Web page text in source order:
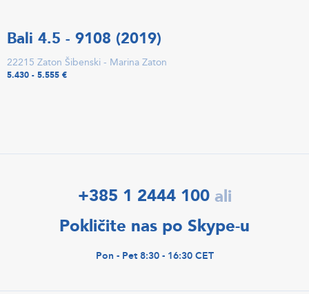
Bali 4.5 - 9108 (2019)
22215 Zaton Šibenski - Marina Zaton
5.430 - 5.555 €
+385 1 2444 100 ali
Pokličite nas po Skype-u
Pon - Pet 8:30 - 16:30 CET